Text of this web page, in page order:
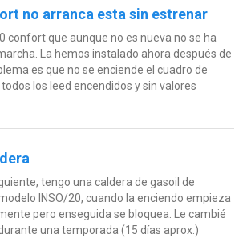
no arranca esta sin estrenar
confort que aunque no es nueva no se ha
La hemos instalado ahora después de
es que no se enciende el cuadro de
los leed encendidos y sin valores
tengo una caldera de gasoil de
INSO/20, cuando la enciendo empieza
pero enseguida se bloquea. Le cambié
una temporada (15 días aprox.)